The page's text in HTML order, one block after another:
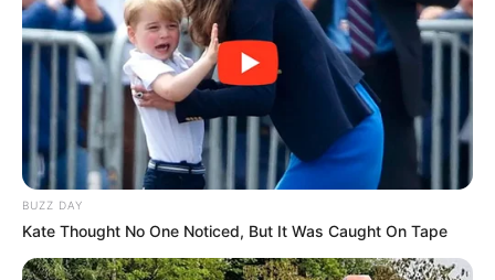
BUZZ DAY
Kate Thought No One Noticed, But It Was Caught On Tape